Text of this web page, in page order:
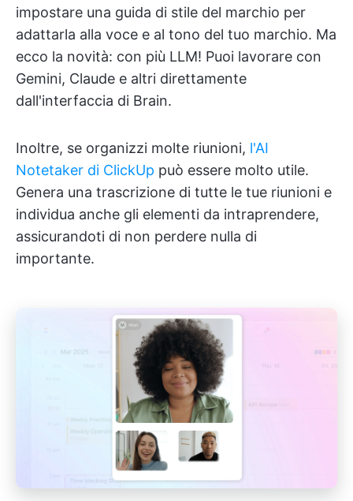
impostare una guida di stile del marchio per
adattarla alla voce e al tono del tuo marchio. Ma
ecco la novità: con più LLM! Puoi lavorare con
Gemini, Claude e altri direttamente
dall'interfaccia di Brain.
Inoltre, se organizzi molte riunioni, l'AI
Notetaker di ClickUp può essere molto utile.
Genera una trascrizione di tutte le tue riunioni e
individua anche gli elementi da intraprendere,
assicurandoti di non perdere nulla di
importante.